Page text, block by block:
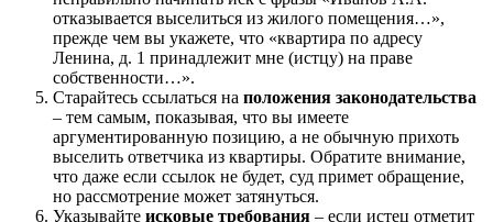
отказывается выселиться из жилого помещения…»,
прежде чем вы укажете, что «квартира по адресу
Ленина, д. 1 принадлежит мне (истцу) на праве
собственности…».
Старайтесь ссылаться на положения законодательства
– тем самым, показывая, что вы имеете
аргументированную позицию, а не обычную прихоть
выселить ответчика из квартиры. Обратите внимание,
что даже если ссылок не будет, суд примет обращение,
но рассмотрение может затянуться.
Указывайте исковые требования – если истец отметит